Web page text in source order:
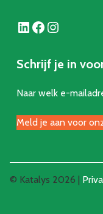
LinkedIn Facebook Instagram
Schrijf je in
Naar welk e-
Meld je aan voor
© Katalys 2026 |